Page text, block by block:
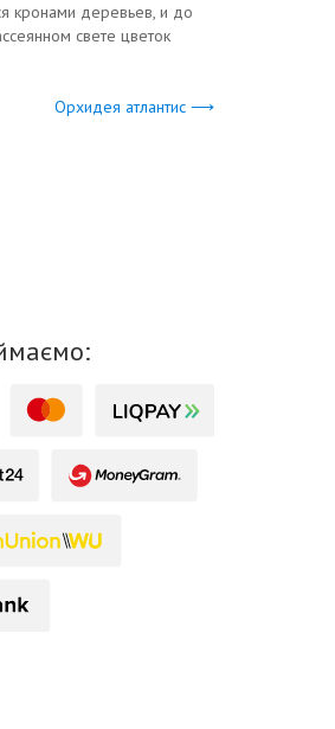
кронами деревьев, и до
свете цветок
Орхидея атлантис ⟶